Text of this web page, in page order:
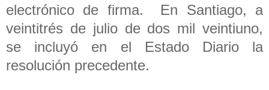
electrónico de firma. En Santiago, a
veintitrés de julio de dos mil veintiuno,
se incluyó en el Estado Diario la
resolución precedente.